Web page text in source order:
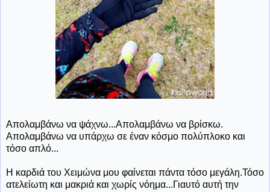
Απολαμβάνω να ψάχνω...Απολαμβάνω να βρίσκω.
Απολαμβάνω να υπάρχω σε έναν κόσμο πολύπλοκο και
τόσο απλό...
Η καρδιά του Χειμώνα μου φαίνεται πάντα τόσο μεγάλη.Τόσο
ατελείωτη και μακριά και χωρίς νόημα...Γιαυτό αυτή την